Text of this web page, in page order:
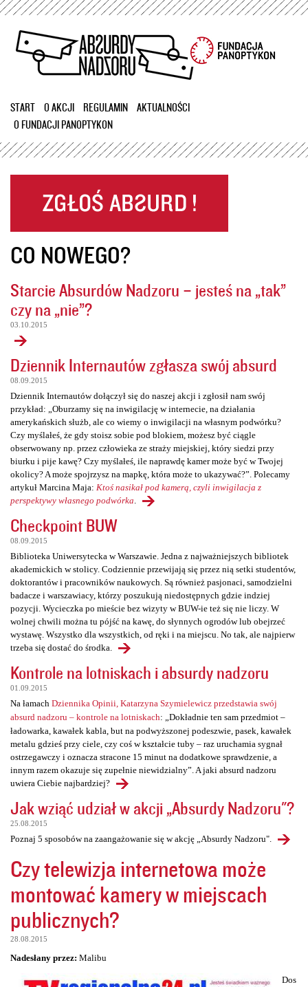
Przejdź
treści
START O AKCJI REGULAMIN
AKTUALNOŚCI
O FUNDACJI PANOPTYKON
CO NOWEGO?
Starcie Absurdów Nadzoru – jesteś na „tak”
czy na „nie”?
03.10.2015
Dziennik Internautów zgłasza swój absurd
08.09.2015
Dziennik Internautów dołączył się do naszej akcji i zgłosił nam swój
przykład: „Oburzamy się na inwigilację w internecie, na działania
amerykańskich służb, ale co wiemy o inwigilacji na własnym podwórku?
Czy myślałeś, że gdy stoisz sobie pod blokiem, możesz być ciągle
obserwowany np. przez człowieka ze straży miejskiej, który siedzi przy
biurku i pije kawę? Czy myślałeś, ile naprawdę kamer może być w Twojej
okolicy? A może spojrzysz na mapkę, która może to ukazywać?”. Polecamy
artykuł Marcina Maja: Ktoś nasikał pod kamerą, czyli inwigilacja z
perspektywy własnego podwórka
Checkpoint BUW
08.09.2015
Biblioteka Uniwersytecka w Warszawie. Jedna z najważniejszych bibliotek
akademickich w stolicy. Codziennie przewijają się przez nią setki studentów,
doktorantów i pracowników naukowych. Są również pasjonaci, samodzielni
badacze i warszawiacy, którzy poszukują niedostępnych gdzie indziej
pozycji. Wycieczka po mieście bez wizyty w BUW-ie też się nie liczy. W
wolnej chwili można tu pójść na kawę, do słynnych ogrodów lub obejrzeć
wystawę. Wszystko dla wszystkich, od ręki i na miejscu. No tak, ale najpierw
trzeba się dostać do środka.
Kontrole na lotniskach i absurdy nadzoru
01.09.2015
Na łamach Dziennika Opinii, Katarzyna Szymielewicz przedstawia swój
absurd nadzoru – kontrole na lotniskach: „Dokładnie ten sam przedmiot –
ładowarka, kawałek kabla, but na podwyższonej podeszwie, pasek, kawałek
metalu gdzieś przy ciele, czy coś w kształcie tuby – raz uruchamia sygnał
ostrzegawczy i oznacza stracone 15 minut na dodatkowe sprawdzenie, a
innym razem okazuje się zupełnie niewidzialny”. A jaki absurd nadzoru
uwiera Ciebie najbardziej?
Jak wziąć udział w akcji „Absurdy Nadzoru"?
25.08.2015
Poznaj 5 sposobów na zaangażowanie się w akcję „Absurdy Nadzoru".
Czy telewizja internetowa może
montować kamery w miejscach
publicznych?
28.08.2015
Nadesłany przez: Malibu
Dos